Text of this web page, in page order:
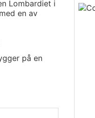
Lombardiet i
en av
på en